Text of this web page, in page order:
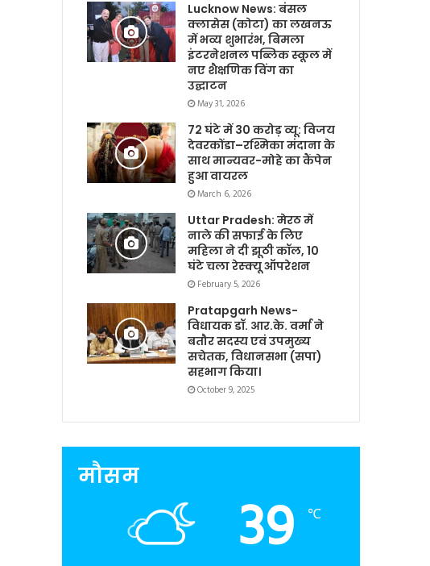
Lucknow News: बंसल
क्लासेस (कोटा) का लखनऊ
में भव्य शुभारंभ, बिमला
इंटरनेशनल पब्लिक स्कूल में
नए शैक्षणिक विंग का
उद्घाटन
May 31, 2026
72 घंटे में 30 करोड़ व्यू: विजय
देवरकोंडा–रश्मिका मंदाना के
साथ मान्यवर-मोहे का कैंपेन
हुआ वायरल
March 6, 2026
Uttar Pradesh: मेरठ में
नाले की सफाई के लिए
महिला ने दी झूठी कॉल, 10
घंटे चला रेस्क्यू ऑपरेशन
February 5, 2026
Pratapgarh News-
विधायक डॉ. आर.के. वर्मा ने
बतौर सदस्य एवं उपमुख्य
सचेतक, विधानसभा (सपा)
सहभाग किया।
October 9, 2025
मौसम
39 ℃